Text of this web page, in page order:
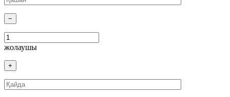
−
жолаушы
+